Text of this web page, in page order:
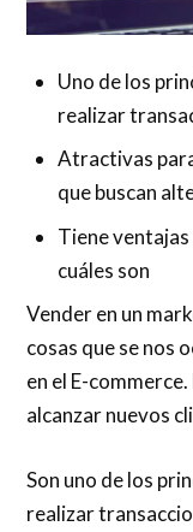
Uno de los
realizar
Atractivas
que buscan
Tiene
cuáles son
Vender en un
cosas que se nos
en el E-
alcanzar nuevos
Son uno de los
realizar